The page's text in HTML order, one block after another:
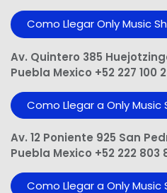
Como Llegar Only Music
Av. Quintero 385
Puebla Mexico +52 227 100
Como Llegar a Only Music
Av. 12 Poniente 925 San
Puebla Mexico +52 222 803
Como Llegar a Only Music